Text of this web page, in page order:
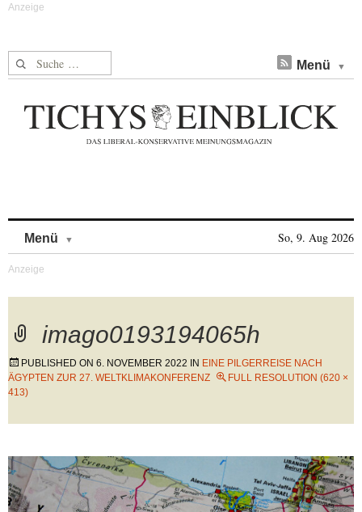
Suche nach: Menü
Menü So, 9. Aug 2026
imago0193194065h
PUBLISHED ON 6. NOVEMBER 2022 IN EINE PILGERREISE NACH
ÄGYPTEN ZUR 27. WELTKLIMAKONFERENZ
FULL RESOLUTION (620 ×
413)